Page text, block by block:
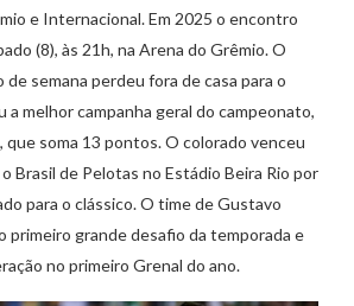
e Internacional. Em 2025 o encontro
(8), às 21h, na Arena do Grêmio. O
semana perdeu fora de casa para o
a melhor campanha geral do campeonato,
que soma 13 pontos. O colorado venceu
Brasil de Pelotas no Estádio Beira Rio por
para o clássico. O time de Gustavo
primeiro grande desafio da temporada e
no primeiro Grenal do ano.